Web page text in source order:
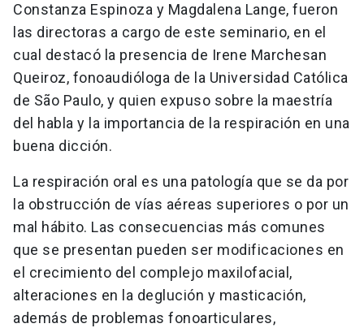
Constanza Espinoza y Magdalena Lange, fueron
las directoras a cargo de este seminario, en el
cual destacó la presencia de Irene Marchesan
Queiroz, fonoaudióloga de la Universidad Católica
de São Paulo, y quien expuso sobre la maestría
del habla y la importancia de la respiración en una
buena dicción.
La respiración oral es una patología que se da por
la obstrucción de vías aéreas superiores o por un
mal hábito. Las consecuencias más comunes
que se presentan pueden ser modificaciones en
el crecimiento del complejo maxilofacial,
alteraciones en la deglución y masticación,
además de problemas fonoarticulares,